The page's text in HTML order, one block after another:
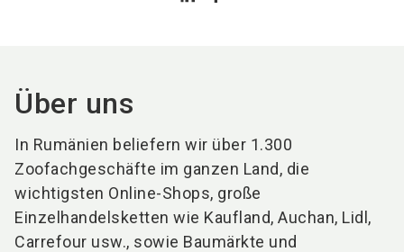
Über uns
In Rumänien beliefern wir über 1.300
Zoofachgeschäfte im ganzen Land, die
wichtigsten Online-Shops, große
Einzelhandelsketten wie Kaufland, Auchan, Lidl,
Carrefour usw., sowie Baumärkte und